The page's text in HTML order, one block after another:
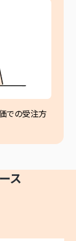
での受注方
ス